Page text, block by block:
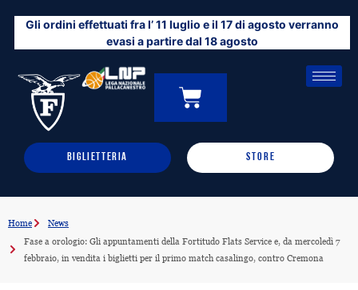
contenuto
Gli ordini effettuati fra l’ 11 luglio e il 17 di agosto verranno
evasi a partire dal 18 agosto
0
CARRELLO
BIGLIETTERIA STORE
Home
News
Fase a orologio: Gli appuntamenti della Fortitudo Flats Service e, da mercoledì 7
febbraio, in vendita i biglietti per il primo match casalingo, contro Cremona